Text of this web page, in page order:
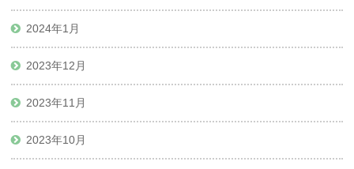
2024年1月
2023年12月
2023年11月
2023年10月